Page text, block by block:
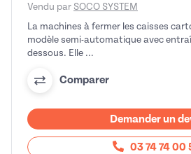
Vendu par SOCO SYSTEM
La machines à fermer les caisses
modèle semi-automatique avec
dessous. Elle ...
Comparer
Demander un
03 74 74 00